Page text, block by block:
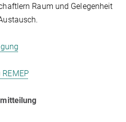
Raum und Gelegenheit